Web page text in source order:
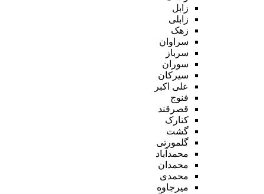
زابل
زابلی
زهک
سراوان
سرباز
سوران
سیرکان
علی اکبر
فنوج
قصرقند
کنارک
گشت
گلمورتی
محمدآباد
محمدان
محمدی
میرجاوه